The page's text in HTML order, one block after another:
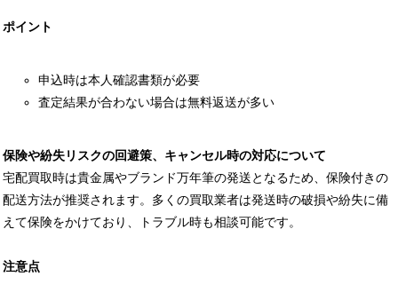
ポイント
申込時は本人確認書類が必要
査定結果が合わない場合は無料返送が多い
保険や紛失リスクの回避策、キャンセル時の対応について
宅配買取時は貴金属やブランド万年筆の発送となるため、保険付きの
配送方法が推奨されます。多くの買取業者は発送時の破損や紛失に備
えて保険をかけており、トラブル時も相談可能です。
注意点